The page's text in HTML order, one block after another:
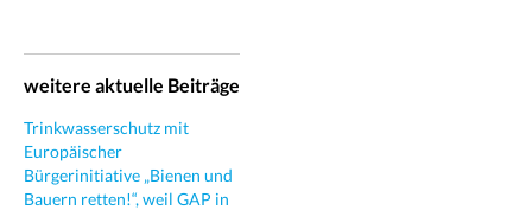
weitere aktuelle Beiträge
Trinkwasserschutz mit
Europäischer
Bürgerinitiative „Bienen und
Bauern retten!“, weil GAP in